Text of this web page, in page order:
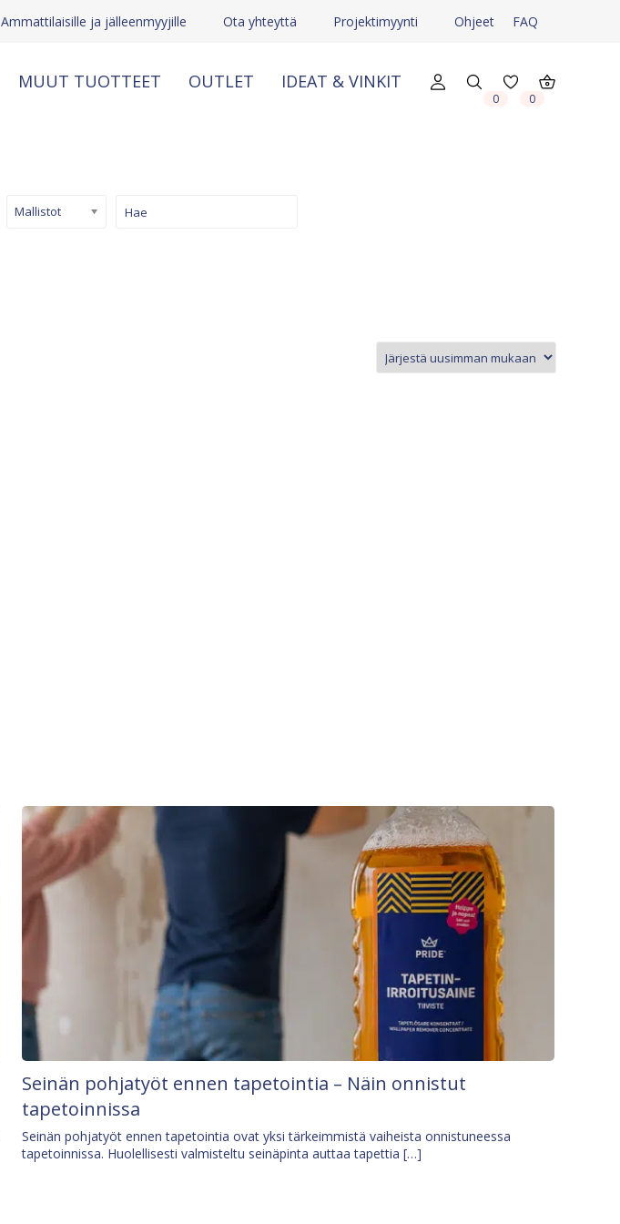
Ammattilaisille ja jälleenmyyjille Ota yhteyttä Projektimyynti Ohjeet FAQ
MUUT TUOTTEET OUTLET IDEAT & VINKIT
0 0
Mallistot
Seinän pohjatyöt ennen tapetointia – Näin onnistut
tapetoinnissa
Seinän pohjatyöt ennen tapetointia ovat yksi tärkeimmistä vaiheista onnistuneessa
tapetoinnissa. Huolellisesti valmisteltu seinäpinta auttaa tapettia […]